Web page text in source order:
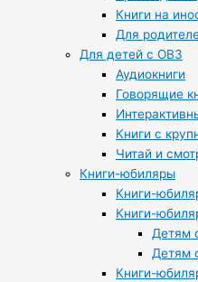
Книги на
Для
Для детей с ОВЗ
Аудиокниги
Говорящие
Книги с
Читай и
Книги-юбиляры
Книги-
Книги-
Детям
Детям
Книги-